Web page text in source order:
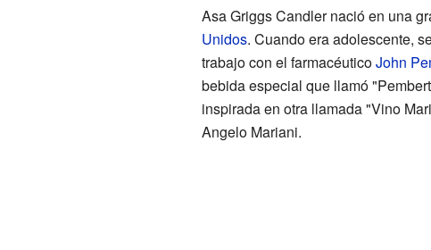
Asa Griggs Candler nació en una
Unidos. Cuando era adolescente,
trabajo con el farmacéuticoJohn
bebida especial que llamó
inspirada en otra llamada "Vino
Angelo Mariani.